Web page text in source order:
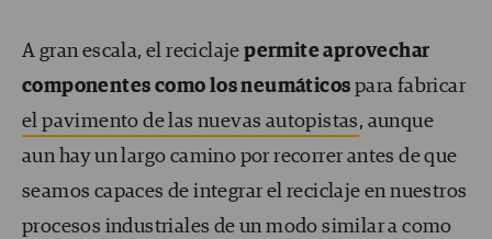
A gran escala, el reciclajepermite aprovechar
componentes como los neumáticos para fabricar
el pavimento de las nuevas autopistas, aunque
aun hay un largo camino por recorrer antes de que
seamos capaces de integrar el reciclaje en nuestros
procesos industriales de un modo similar a como